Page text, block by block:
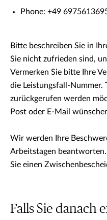
Phone: +49
Bitte beschreiben Sie in
Sie nicht zufrieden sind,
Vermerken Sie bitte Ihre
die Leistungsfall-Nummer.
zurückgerufen werden
Post oder E-Mail
Wir werden Ihre
Arbeitstagen
Sie einen
Falls Sie danach